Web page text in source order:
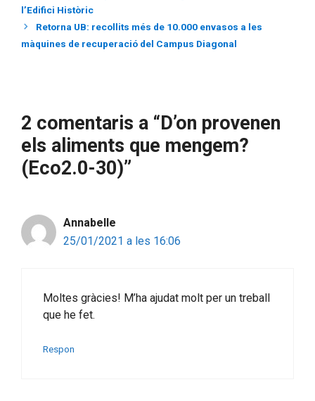
l’Edifici Històric
Retorna UB: recollits més de 10.000 envasos a les
màquines de recuperació del Campus Diagonal
2 comentaris a “D’on provenen
els aliments que mengem?
(Eco2.0-30)”
Annabelle
25/01/2021 a les 16:06
Moltes gràcies! M’ha ajudat molt per un treball
que he fet.
Respon